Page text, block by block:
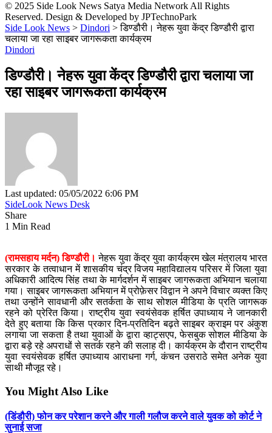
© 2025 Side Look News Satya Media Network All Rights
Reserved. Design & Developed by JPTechnoPark
Side Look News > Dindori >डिण्डौरी। नेहरू युवा केंद्र डिण्डौरी द्वारा
चलाया जा रहा साइबर जागरूकता कार्यक्रम
Dindori
डिण्डौरी। नेहरू युवा केंद्र डिण्डौरी द्वारा चलाया जा
रहा साइबर जागरूकता कार्यक्रम
Last updated: 05/05/2022 6:06 PM
SideLook News Desk
Share
1 Min Read
(रामसहाय मर्दन) डिण्डौरी। नेहरू युवा केंद्र युवा कार्यक्रम खेल मंत्रालय भारत
सरकार के तत्वाधान में शासकीय चंद्र विजय महाविद्यालय परिसर में जिला युवा
अधिकारी आदित्य सिंह तथा के मार्गदर्शन में साइबर जागरूकता अभियान चलाया
गया। साइबर जागरूकता अभियान में प्रोफ़ेसर विद्वान ने अपने विचार व्यक्त किए
तथा उन्होंने सावधानी और सतर्कता के साथ सोशल मीडिया के प्रति जागरूक
रहने को प्रेरित किया। राष्ट्रीय युवा स्वयंसेवक हर्षित उपाध्याय ने जानकारी
देते हुए बताया कि किस प्रकार दिन-प्रतिदिन बढ़ते साइबर क्राइम पर अंकुश
लगाया जा सकता है तथा युवाओं के द्वारा व्हाट्सएप, फेसबुक सोशल मीडिया के
द्वारा बड़े रहे अपराधों से सतर्क रहने की सलाह दी। कार्यक्रम के दौरान राष्ट्रीय
युवा स्वयंसेवक हर्षित उपाध्याय आराधना गर्ग, कंचन उसराठे समेत अनेक युवा
साथी मौजूद रहे।
You Might Also Like
(डिंडौरी) फोन कर परेशान करने और गाली गलौज करने वाले युवक को कोर्ट ने
सुनाई सजा